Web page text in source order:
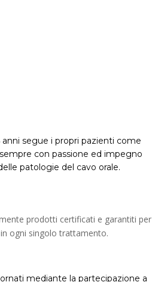
anni segue i propri pazienti come
con passione ed impegno
patologie del cavo orale.
prodotti certificati e garantiti per
in ogni singolo trattamento.
mediante la partecipazione a